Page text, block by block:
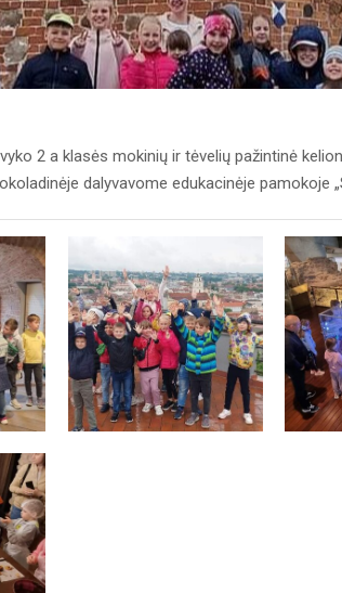
2 a klasės mokinių ir tėvelių pažintinė
dalyvavome edukacinėje pamokoje